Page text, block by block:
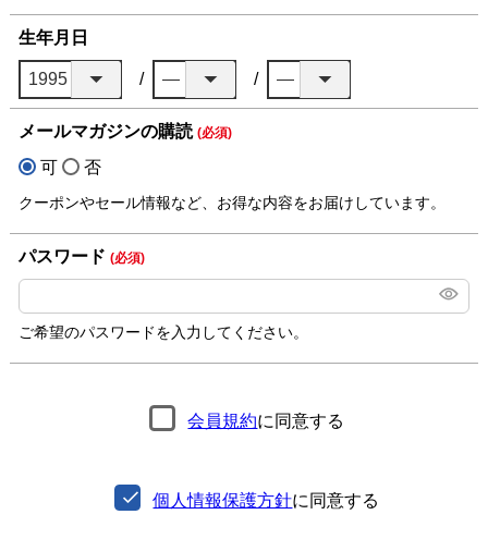
生年月日
メールマガジンの購読 (必須)
可 否
クーポンやセール情報など、お得な内容をお届けしています。
パスワード (必須)
ご希望のパスワードを入力してください。
会員規約に同意する
個人情報保護方針に同意する